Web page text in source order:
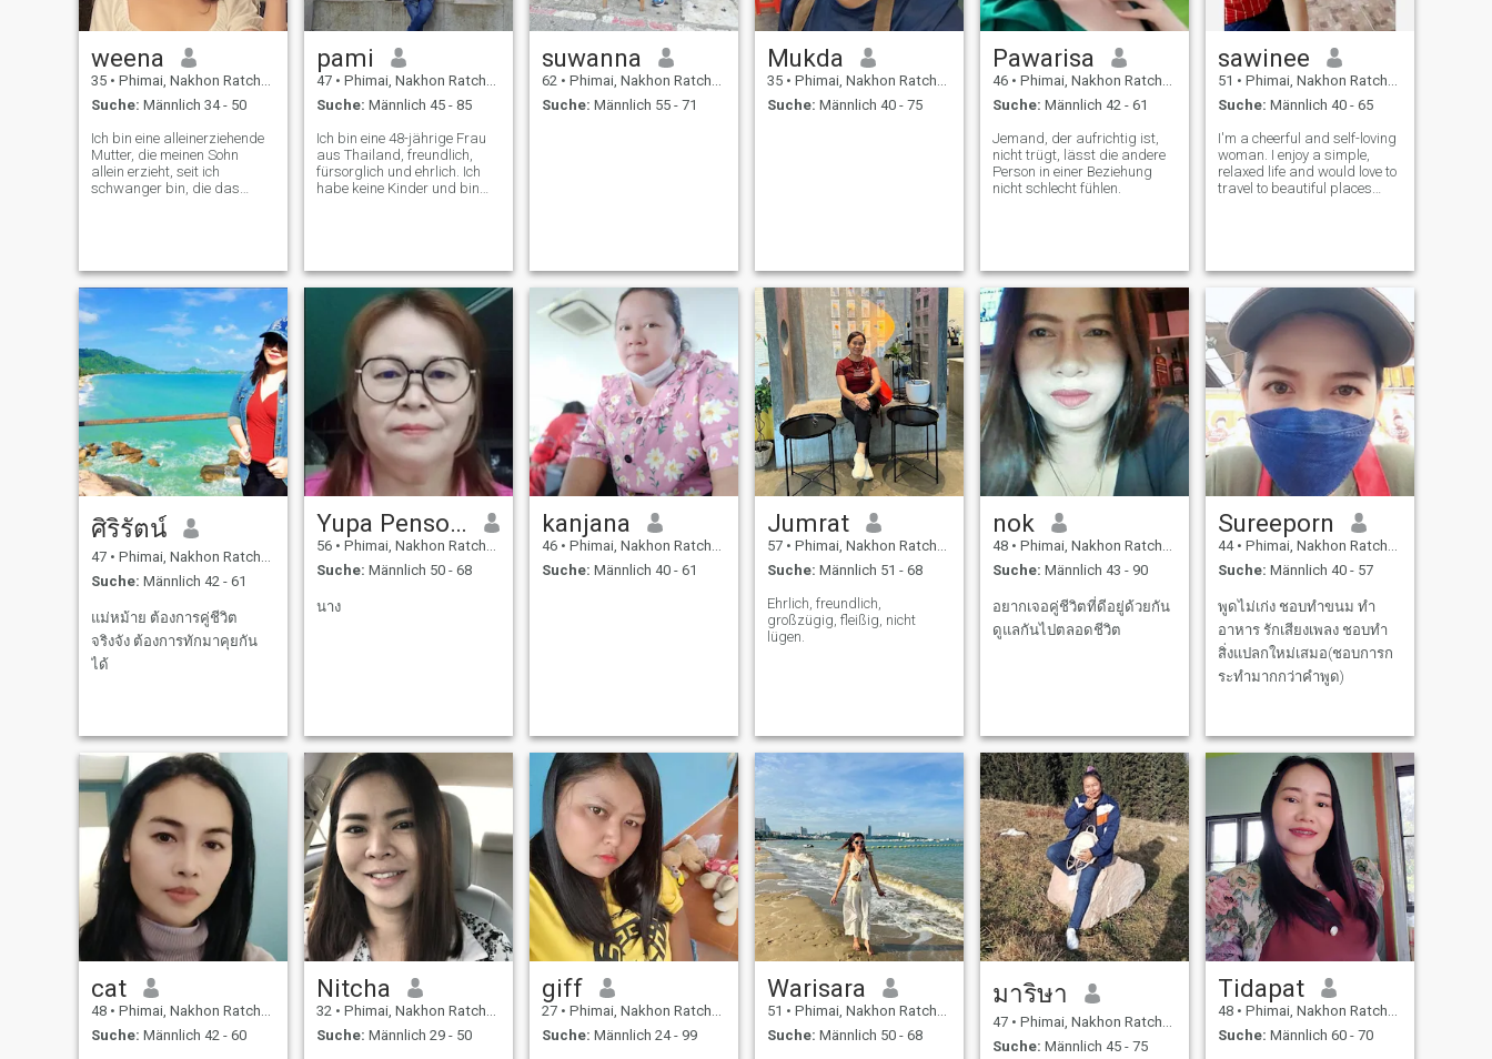
weena
35 • Phimai, Nakhon Ratchasima, Thailand
Suche: Männlich 34 - 50
Ich bin eine alleinerziehende
Mutter, die meinen Sohn
allein erzieht, seit ich
schwanger bin, die das
pami
47 • Phimai, Nakhon Ratchasima, Thailand
Suche: Männlich 45 - 85
Ich bin eine 48-jährige Frau
aus Thailand, freundlich,
fürsorglich und ehrlich. Ich
habe keine Kinder und bin
Momente. Ich suche einen
aufrichtigen Mann, der eine
ernsthafte Beziehung will, die
zur Ehe führt. Jemand, der
liebevoll, loyal und bereit ist,
ein glückliches Leben
suwanna
62 • Phimai, Nakhon Ratchasima, Thailand
Suche: Männlich 55 - 71
Mukda
35 • Phimai, Nakhon Ratchasima, Thailand
Suche: Männlich 40 - 75
Pawarisa
46 • Phimai, Nakhon Ratchasima, Thailand
Suche: Männlich 42 - 61
Jemand, der aufrichtig ist,
nicht trügt, lässt die andere
Person in einer Beziehung
nicht schlecht fühlen.
sawinee
51 • Phimai, Nakhon Ratchasima, Thailand
Suche: Männlich 40 - 65
I'm a cheerful and self-loving
woman. I enjoy a simple,
relaxed life and would love to
travel to beautiful places
ศิริรัตน์
47 • Phimai, Nakhon Ratchasima, Thailand
Suche: Männlich 42 - 61
แม่หม้าย ต้องการคู่ชีวิต
จริงจัง ต้องการทักมาคุยกัน
ได้
Yupa Pensook
56 • Phimai, Nakhon Ratchasima, Thailand
Suche: Männlich 50 - 68
นาง
kanjana
46 • Phimai, Nakhon Ratchasima, Thailand
Suche: Männlich 40 - 61
Jumrat
57 • Phimai, Nakhon Ratchasima, Thailand
Suche: Männlich 51 - 68
Ehrlich, freundlich,
großzügig, fleißig, nicht
lügen.
nok
48 • Phimai, Nakhon Ratchasima, Thailand
Suche: Männlich 43 - 90
อยากเจอคู่ชีวิตที่ดีอยู่ด้วยกัน
ดูแลกันไปตลอดชีวิต
Sureeporn
44 • Phimai, Nakhon Ratchasima, Thailand
Suche: Männlich 40 - 57
พูดไม่เก่ง ชอบทำขนม ทำ
อาหาร รักเสียงเพลง ชอบทำ
สิ่งแปลกใหม่เสมอ(ชอบการก
ระทำมากกว่าคำพูด)
cat
48 • Phimai, Nakhon Ratchasima, Thailand
Suche: Männlich 42 - 60
Nitcha
32 • Phimai, Nakhon Ratchasima, Thailand
Suche: Männlich 29 - 50
giff
27 • Phimai, Nakhon Ratchasima, Thailand
Suche: Männlich 24 - 99
Warisara
51 • Phimai, Nakhon Ratchasima, Thailand
Suche: Männlich 50 - 68
มาริษา
47 • Phimai, Nakhon Ratchasima, Thailand
Suche: Männlich 45 - 75
Tidapat
48 • Phimai, Nakhon Ratchasima, Thailand
Suche: Männlich 60 - 70